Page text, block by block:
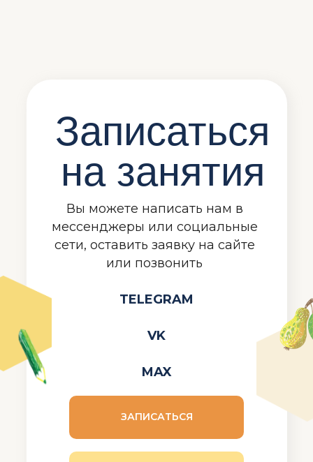
Записаться
на занятия
TELEGRAM
VK
MAX
ЗАПИСАТЬСЯ
Вы можете написать нам в
мессенджеры или социальные
сети, оставить заявку на сайте
или позвонить